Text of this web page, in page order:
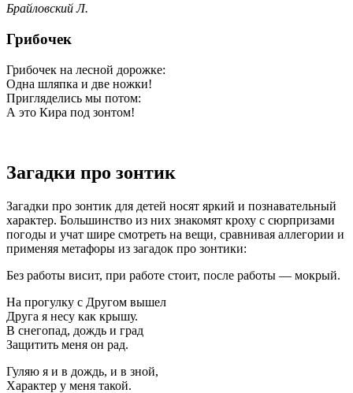
Брайловский Л.
Грибочек
Грибочек на лесной дорожке:
Одна шляпка и две ножки!
Пригляделись мы потом:
А это Кира под зонтом!
Загадки про зонтик
Загадки про зонтик для детей носят яркий и познавательный
характер. Большинство из них знакомят кроху с сюрпризами
погоды и учат шире смотреть на вещи, сравнивая аллегории и
применяя метафоры из загадок про зонтики:
Без работы висит, при работе стоит, после работы — мокрый.
На прогулку с Другом вышел
Друга я несу как крышу.
В снегопад, дождь и град
Защитить меня он рад.
Гуляю я и в дождь, и в зной,
Характер у меня такой.